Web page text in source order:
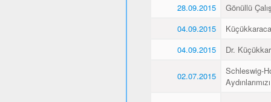
28.09.2015
Gönüllü
04.09.2015
04.09.2015
Dr.
02.07.2015
Schleswig-